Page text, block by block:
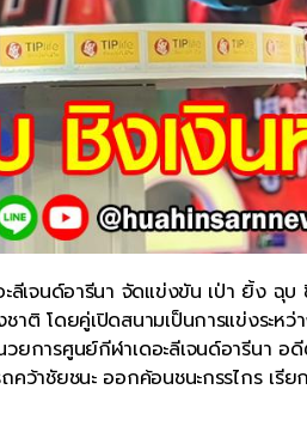
เจนด์อารีนา จัดแข่งขัน เป่า ยิ้ง ฉุ
ติ โดยคู่เปิดสนามเป็นการแข่งระหว่
ยการศูนย์กีฬาเดอะลีเจนด์อารีนา อ
ว้าชัยชนะ ออกค้อนชนะกรรไกร เรีย